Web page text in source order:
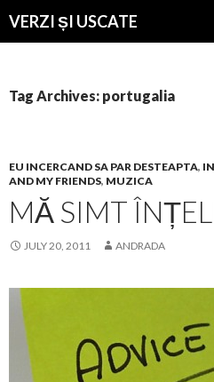
VERZI ȘI USCATE
Tag Archives: portugalia
EU INCERCAND SA PAR DESTEAPTA,
AND MY FRIENDS, MUZICA
MĂ SIMT
JULY 20, 2011 ANDRADA